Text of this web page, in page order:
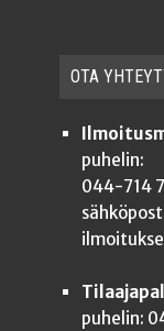
OTA
puhelin:
044-714
puhelin: